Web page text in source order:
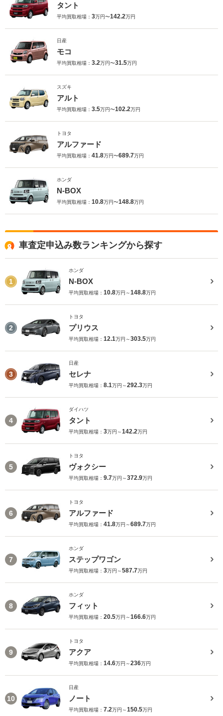
タント
平均買取相場： 3万円〜142.2万円
日産
モコ
平均買取相場： 3.2万円〜31.5万円
スズキ
アルト
平均買取相場： 3.5万円〜102.2万円
トヨタ
アルファード
平均買取相場： 41.8万円〜689.7万円
ホンダ
N-BOX
平均買取相場： 10.8万円〜148.8万円
車査定申込み数ランキングから探す
1
ホンダ
N-BOX
平均買取相場： 10.8万円～148.8万円
2
トヨタ
プリウス
平均買取相場： 12.1万円～303.5万円
3
日産
セレナ
平均買取相場： 8.1万円～292.3万円
4
ダイハツ
タント
平均買取相場： 3万円～142.2万円
5
トヨタ
ヴォクシー
平均買取相場： 9.7万円～372.9万円
6
トヨタ
アルファード
平均買取相場： 41.8万円～689.7万円
7
ホンダ
ステップワゴン
平均買取相場： 3万円～587.7万円
8
ホンダ
フィット
平均買取相場： 20.5万円～166.6万円
9
トヨタ
アクア
平均買取相場： 14.6万円～236万円
10
日産
ノート
平均買取相場： 7.2万円～150.5万円